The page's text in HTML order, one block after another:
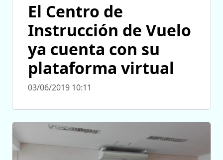
El Centro de
Instrucción de Vuelo
ya cuenta con su
plataforma virtual
03/06/2019 10:11